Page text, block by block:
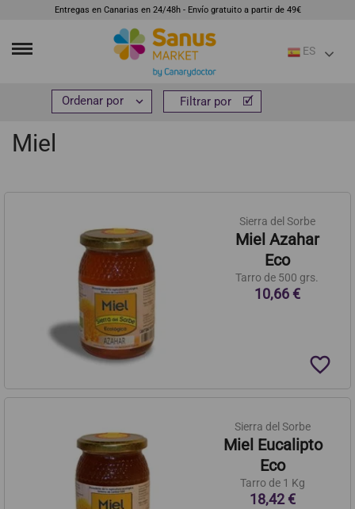
Entregas en Canarias en 24/48h - Envío gratuito a partir de 49€
ES
Alimentación Endulzantes y mieles Miel
Miel
 Filtrar por
Sierra del Sorbe
Miel Azahar
Eco
Tarro de 500 grs.
10,66 €
favorite_border
Sierra del Sorbe
Miel Eucalipto
Eco
Tarro de 1 Kg
18,42 €
 Filtrar por